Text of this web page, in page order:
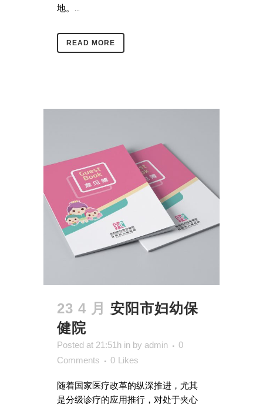
地。...
READ MORE
23 4 月 安阳市妇幼保
健院
Posted at 21:51h in by admin
0
Comments
0 Likes
随着国家医疗改革的纵深推进，尤其
是分级诊疗的应用推行，对处于夹心